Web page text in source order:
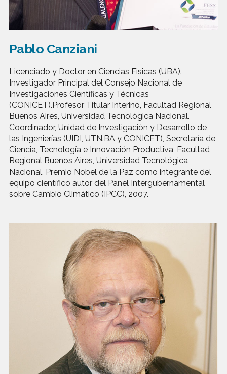
Pablo Canziani
Licenciado y Doctor en Ciencias Fisicas (UBA).
Investigador Principal del Consejo Nacional de
Investigaciones Científicas y Técnicas
(CONICET).Profesor Titular Interino, Facultad Regional
Buenos Aires, Universidad Tecnológica Nacional.
Coordinador, Unidad de Investigación y Desarrollo de
las Ingenierías (UIDI, UTN.BA y CONICET), Secretaría de
Ciencia, Tecnología e Innovación Productiva, Facultad
Regional Buenos Aires, Universidad Tecnológica
Nacional. Premio Nobel de la Paz como integrante del
equipo científico autor del Panel Intergubernamental
sobre Cambio Climático (IPCC), 2007.